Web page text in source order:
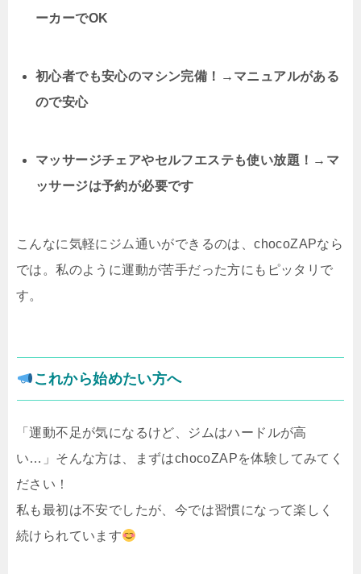
ーカーでOK
初心者でも安心のマシン完備！→マニュアルがある
ので安心
マッサージチェアやセルフエステも使い放題！→マ
ッサージは予約が必要です
こんなに気軽にジム通いができるのは、chocoZAPなら
では。私のように運動が苦手だった方にもピッタリで
す。
これから始めたい方へ
「運動不足が気になるけど、ジムはハードルが高
い…」そんな方は、まずはchocoZAPを体験してみてく
ださい！
私も最初は不安でしたが、今では習慣になって楽しく
続けられています